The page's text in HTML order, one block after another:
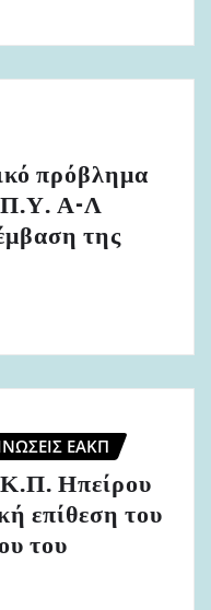
πρόβλημα
Π.Υ. Α-Λ
της
ΕΑΚΠ
Ηπείρου
επίθεση του
του